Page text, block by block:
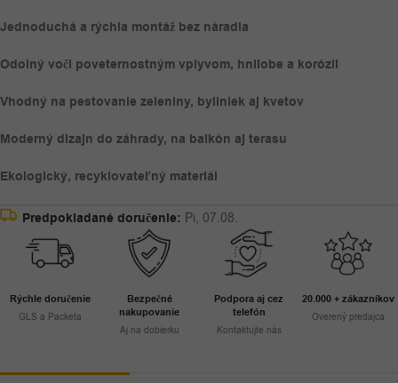
Jednoduchá a rýchla montáž bez náradia
Odolný voči poveternostným vplyvom, hnilobe a korózii
Vhodný na pestovanie zeleniny, byliniek aj kvetov
Moderný dizajn do záhrady, na balkón aj terasu
Ekologický, recyklovateľný materiál
Predpokladané doručenie: Pi, 07.08.
Rýchle doručenie
GLS a Packeta
Bezpečné
nakupovanie
Aj na dobierku
Podpora aj cez
telefón
Kontaktujte nás
20.000 + zákazníkov
Overený predajca